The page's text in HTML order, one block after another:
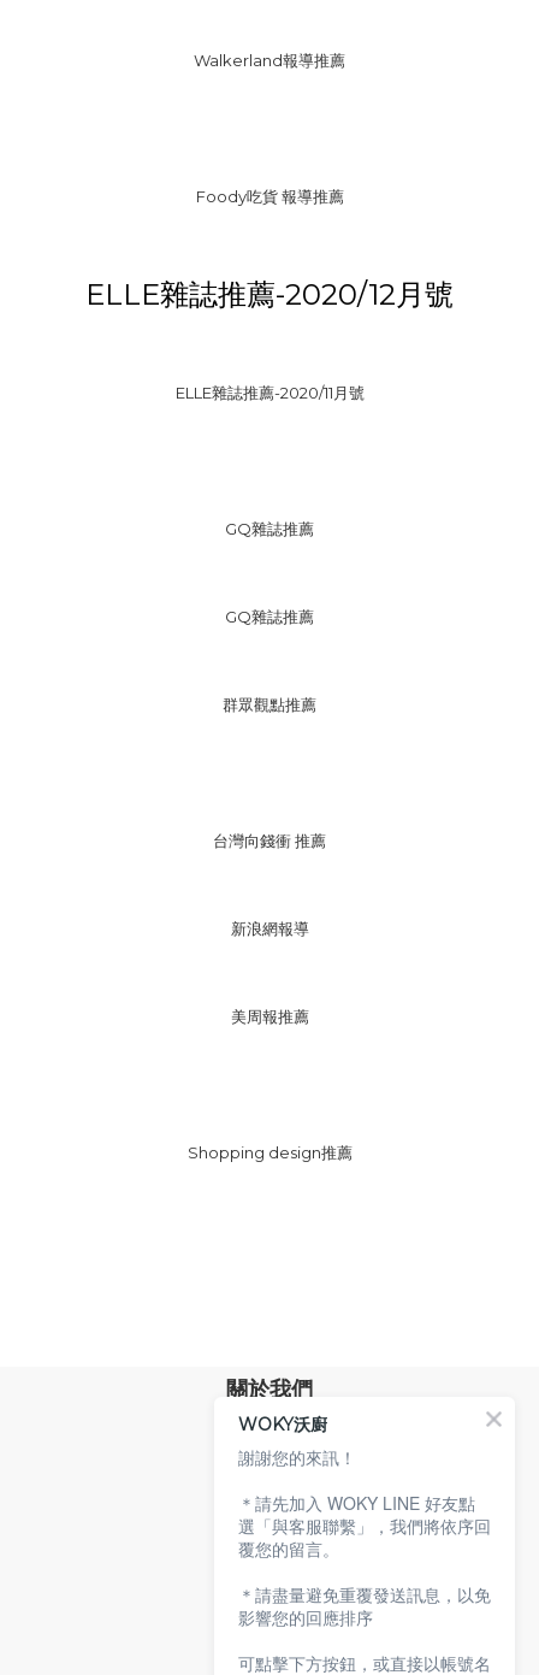
Walkerland報導推薦
Foody吃貨 報導推薦
ELLE雜誌推薦-2020/12月號
ELLE雜誌推薦-2020/11月號
GQ雜誌推薦
GQ雜誌推薦
群眾觀點推薦
台灣向錢衝 推薦
新浪網報導
美周報推薦
Shopping design推薦
關於我們
品牌故事
專業技術
環保沃廚
顧客服務
服務條款
隱私權政策
聯絡沃廚
WOKY沃廚
謝謝您的來訊！
＊請先加入 WOKY LINE 好友點
選「與客服聯繫」，我們將依序回
覆您的留言。
＊請盡量避免重覆發送訊息，以免
影響您的回應排序
可點擊下方按鈕，或直接以帳號名